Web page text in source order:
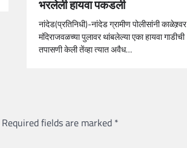
भरलेली हायवा पकडली
नांदेड(प्रतिनिधी)-नांदेड ग्रामीण पोलीसांनी काळेश्र्वर
मंदिराजवळच्या पुलावर थांबलेल्या एका हायवा गाडीची
तपासणी केली तेंव्हा त्यात अवैध…
Required fields are marked *